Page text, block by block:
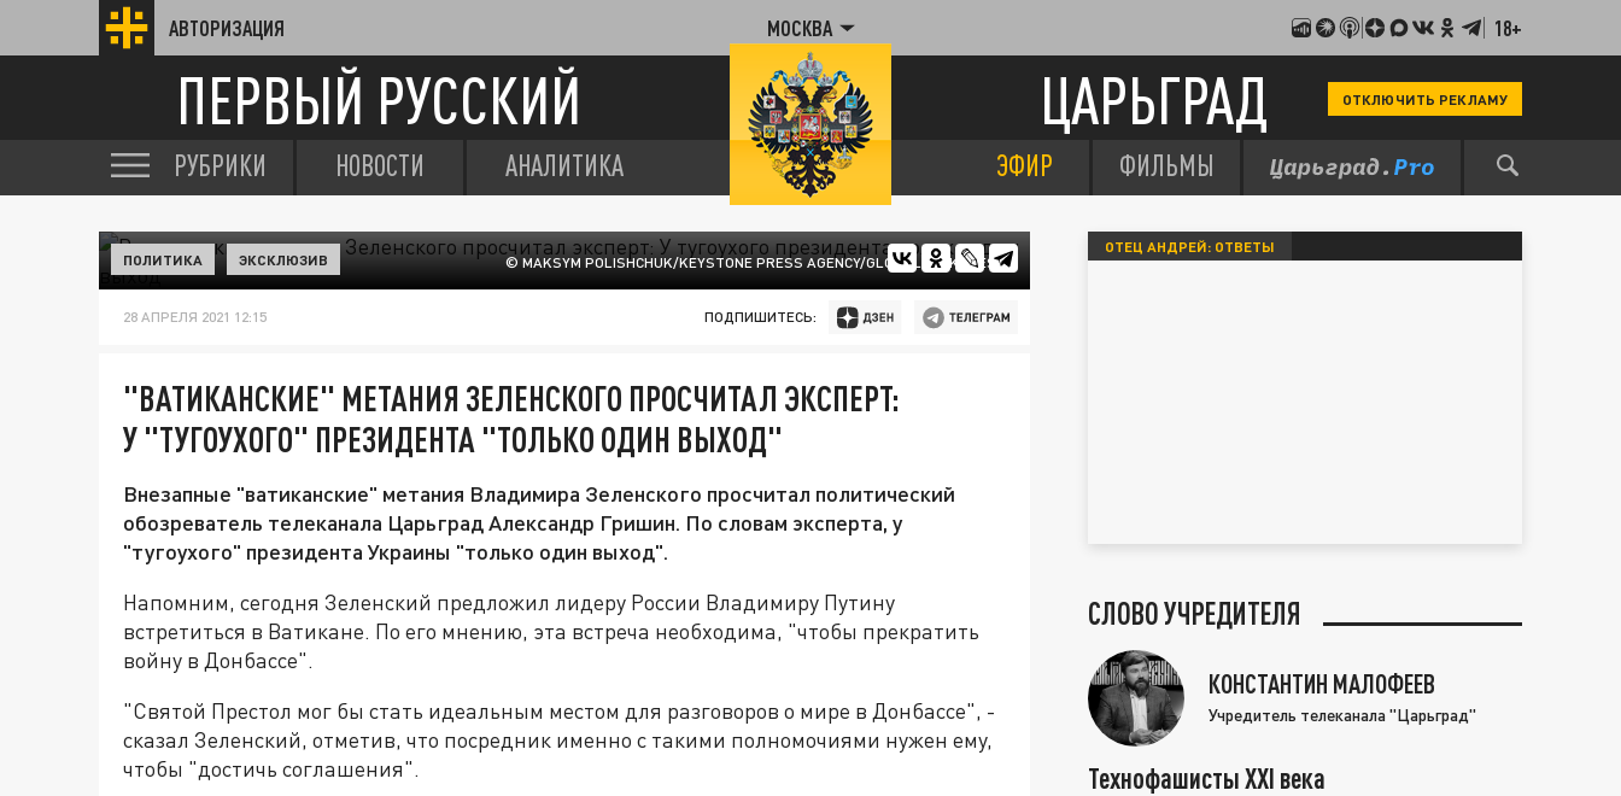
АВТОРИЗАЦИЯ МОСКВА 18+
ПЕРВЫЙ РУССКИЙ ЦАРЬГРАД ОТКЛЮЧИТЬ РЕКЛАМУ
РУБРИКИ НОВОСТИ АНАЛИТИКА ЭФИР ФИЛЬМЫ
© MAKSYM POLISHCHUK/KEYSTONE PRESS AGENCY/GLOBALLOOKPRESS
ПОЛИТИКА ЭКСКЛЮЗИВ
28 АПРЕЛЯ 2021 12:15 ПОДПИШИТЕСЬ:
"ВАТИКАНСКИЕ" МЕТАНИЯ ЗЕЛЕНСКОГО ПРОСЧИТАЛ ЭКСПЕРТ:
У "ТУГОУХОГО" ПРЕЗИДЕНТА "ТОЛЬКО ОДИН ВЫХОД"
Внезапные "ватиканские" метания Владимира Зеленского просчитал политический
обозреватель телеканала Царьград Александр Гришин. По словам эксперта, у
"тугоухого" президента Украины "только один выход".
Напомним, сегодня Зеленский предложил лидеру России Владимиру Путину
встретиться в Ватикане. По его мнению, эта встреча необходима, "чтобы прекратить
войну в Донбассе".
"Святой Престол мог бы стать идеальным местом для разговоров о мире в Донбассе", -
сказал Зеленский, отметив, что посредник именно с такими полномочиями нужен ему,
чтобы "достичь соглашения".
ОТЕЦ АНДРЕЙ: ОТВЕТЫ
СЛОВО УЧРЕДИТЕЛЯ
КОНСТАНТИН МАЛОФЕЕВ
Учредитель телеканала "Царьград"
Технофашисты XXI века